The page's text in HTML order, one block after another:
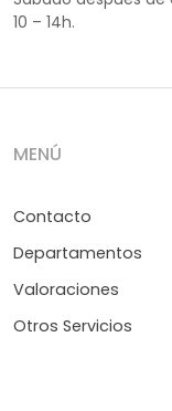
10 – 14h.
MENÚ
Contacto
Departamentos
Valoraciones
Otros Servicios